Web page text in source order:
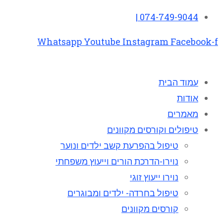
074-749-9044 |
Whatsapp Youtube Instagram Facebook-f
עמוד הבית
אודות
מאמרים
טיפולים וקורסים מקוונים
טיפול בהפרעת קשב ילדים ונוער
נוירו-הדרכת הורים וייעוץ משפחתי
נוירו ייעוץ זוגי
טיפול בחרדה- ילדים ומבוגרים
קורסים מקוונים